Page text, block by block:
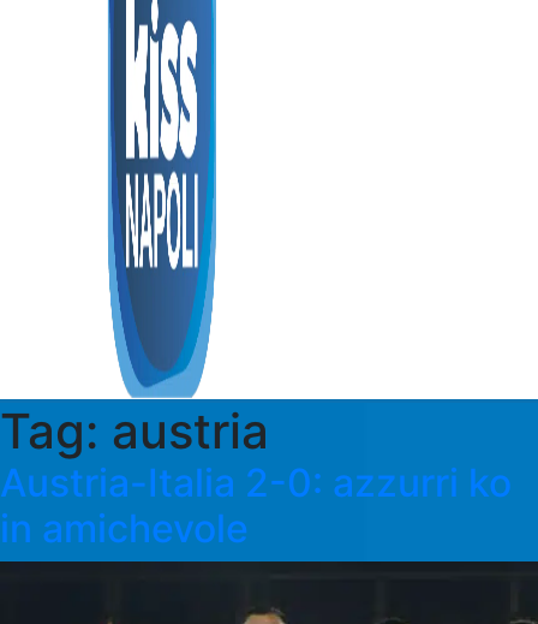
Tag: austria
Austria-Italia 2-0: azzurri ko
in amichevole